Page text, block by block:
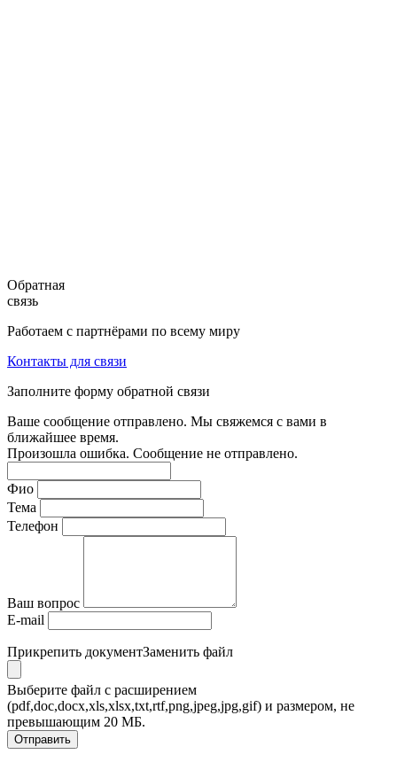
Обратная
связь
Работаем с партнёрами по всему миру
Контакты для связи
Заполните форму обратной связи
Ваше сообщение отправлено. Мы свяжемся с вами в
ближайшее время.
Произошла ошибка. Сообщение не отправлено.
Фио
Тема
Телефон
Ваш вопрос
E-mail
Прикрепить документЗаменить файл
Выберите файл с расширением
(pdf,doc,docx,xls,xlsx,txt,rtf,png,jpeg,jpg,gif) и размером, не
превышающим 20 МБ.
Отправить